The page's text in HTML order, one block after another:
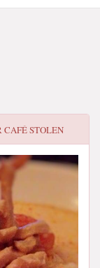
CAFÉ STOLEN